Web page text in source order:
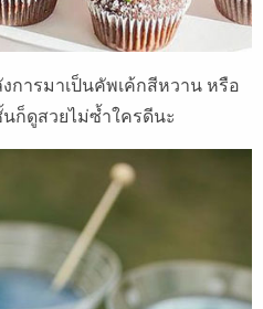
การมาเป็นคัพเค้กสีหวาน หรือ
ก็ดูสวยไม่ซ้ำใครดีนะ